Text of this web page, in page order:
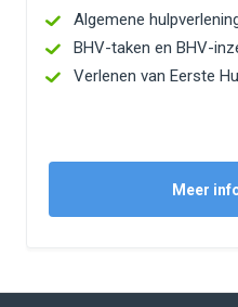
Algemene
BHV-taken en BHV-
Verlenen van Eerste
Meer